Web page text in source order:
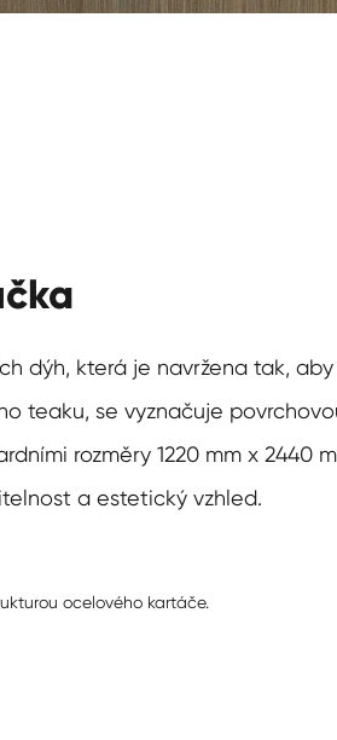
dýh, která je navržena tak,
teaku, se vyznačuje
rozměry 1220 mm x 2440
a estetický vzhled.
ocelového kartáče.